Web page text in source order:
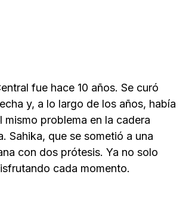
fue hace 10 años. Se curó
y, a lo largo de los años, había
problema en la cadera
Sahika, que se sometió a una
con dos prótesis. Ya no solo
cada momento.